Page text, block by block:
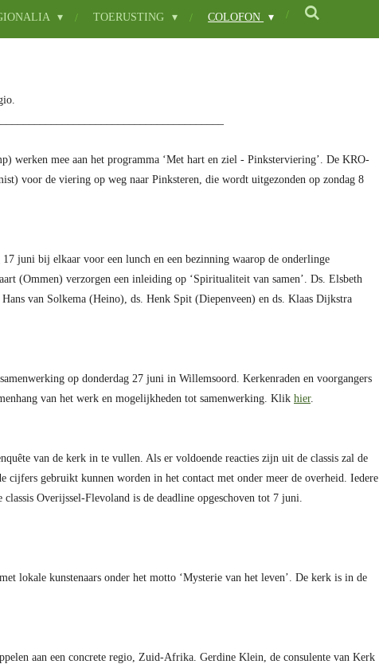
TOERUSTING COLOFON
werken mee aan het programma ‘Met hart en ziel - Pinksterviering’. De KRO-
voor de viering op weg naar Pinksteren, die wordt uitgezonden op zondag 8
juni bij elkaar voor een lunch en een bezinning waarop de onderlinge
(Ommen) verzorgen een inleiding op ‘Spiritualiteit van samen’. Ds. Elsbeth
van Solkema (Heino), ds. Henk Spit (Diepenveen) en ds. Klaas Dijkstra
op donderdag 27 juni in Willemsoord. Kerkenraden en voorgangers
van het werk en mogelijkheden tot samenwerking. Klik hier.
van de kerk in te vullen. Als er voldoende reacties zijn uit de classis zal de
cijfers gebruikt kunnen worden in het contact met onder meer de overheid. Iedere
Overijssel-Flevoland is de deadline opgeschoven tot 7 juni.
lokale kunstenaars onder het motto ‘Mysterie van het leven’. De kerk is in de
aan een concrete regio, Zuid-Afrika. Gerdine Klein, de consulente van Kerk